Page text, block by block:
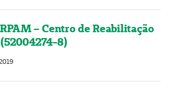
– Centro de Reabilitação
8)